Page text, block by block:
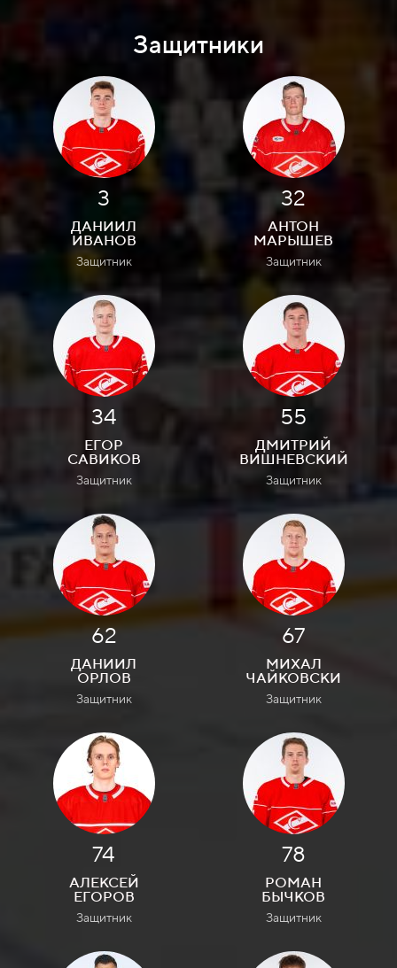
Защитники
3
ДАНИИЛ
ИВАНОВ
Защитник
32
АНТОН
МАРЫШЕВ
Защитник
34
ЕГОР
САВИКОВ
Защитник
55
ДМИТРИЙ
ВИШНЕВСКИЙ
Защитник
62
ДАНИИЛ
ОРЛОВ
Защитник
67
МИХАЛ
ЧАЙКОВСКИ
Защитник
74
АЛЕКСЕЙ
ЕГОРОВ
Защитник
78
РОМАН
БЫЧКОВ
Защитник